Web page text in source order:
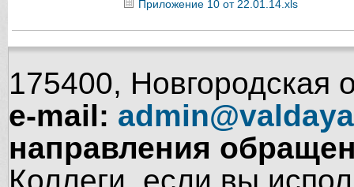
Приложение 10 от 22.01.14.xls
175400, Новгородская
e-mail:
направления